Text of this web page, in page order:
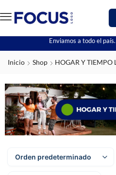
Enviamos a todo el
Inicio Shop HOGAR Y TIEMPO